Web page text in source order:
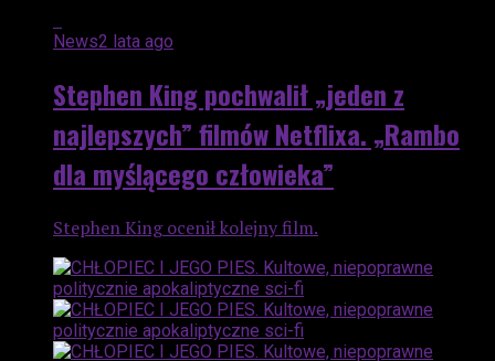
News2 lata ago
Stephen King pochwalił „jeden z
najlepszych” filmów Netflixa. „Rambo
dla myślącego człowieka”
Stephen King ocenił kolejny film.